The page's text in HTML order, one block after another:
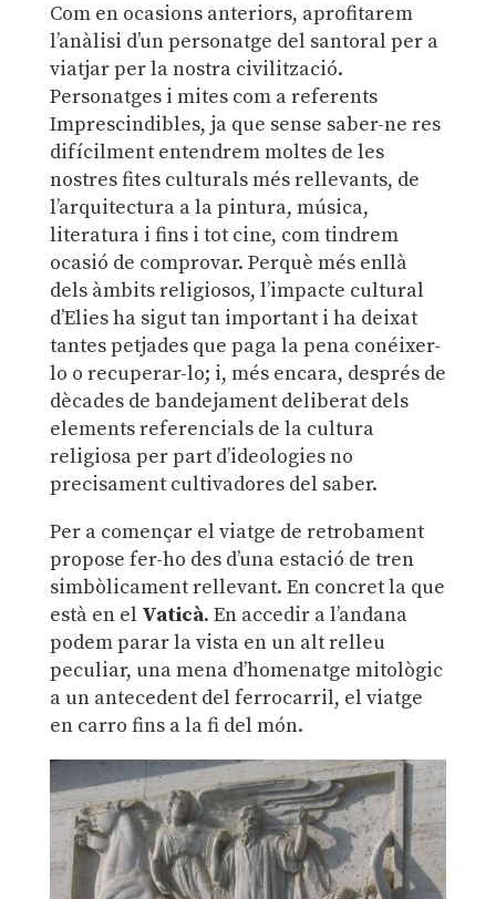
Com en ocasions anteriors, aprofitarem
l’anàlisi d’un personatge del santoral per a
viatjar per la nostra civilització.
Personatges i mites com a referents
Imprescindibles, ja que sense saber-ne res
difícilment entendrem moltes de les
nostres fites culturals més rellevants, de
l’arquitectura a la pintura, música,
literatura i fins i tot cine, com tindrem
ocasió de comprovar. Perquè més enllà
dels àmbits religiosos, l’impacte cultural
d’Elies ha sigut tan important i ha deixat
tantes petjades que paga la pena conéixer-
lo o recuperar-lo; i, més encara, després de
dècades de bandejament deliberat dels
elements referencials de la cultura
religiosa per part d’ideologies no
precisament cultivadores del saber.
Per a començar el viatge de retrobament
propose fer-ho des d’una estació de tren
simbòlicament rellevant. En concret la que
està en el Vaticà. En accedir a l’andana
podem parar la vista en un alt relleu
peculiar, una mena d’homenatge mitològic
a un antecedent del ferrocarril, el viatge
en carro fins a la fi del món.